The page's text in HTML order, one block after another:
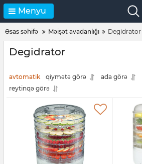
Menyu
Əsas səhifə Məişət avadanlığı Degidrator
Degidrator
avtomatik qiymətə görə
ada görə
reytinqə görə